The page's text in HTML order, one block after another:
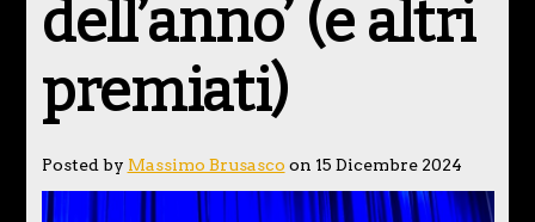
dell’anno’ (e altri
premiati)
Posted by Massimo Brusasco on 15 Dicembre 2024